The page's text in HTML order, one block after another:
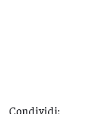
Condividi: